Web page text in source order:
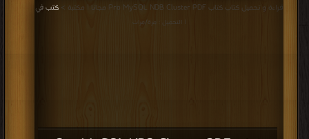
قراءة و تحميل كتاب كتاب Pro MySQL NDB Cluster PDF مجانا | مكتبة > كتب في
| التحميل : مرة/مرات